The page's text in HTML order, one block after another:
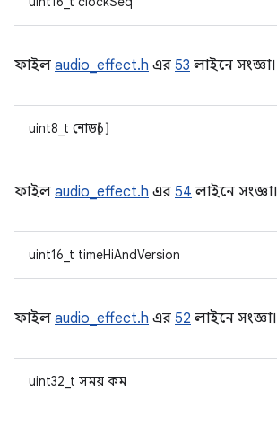
ফাইল audio_effect.h এর 53 লাইনে সংজ্ঞা।
uint8_t নোড[6]
ফাইল audio_effect.h এর 54 লাইনে সংজ্ঞা।
uint16_t timeHiAndVersion
ফাইল audio_effect.h এর 52 লাইনে সংজ্ঞা।
uint32_t সময় কম